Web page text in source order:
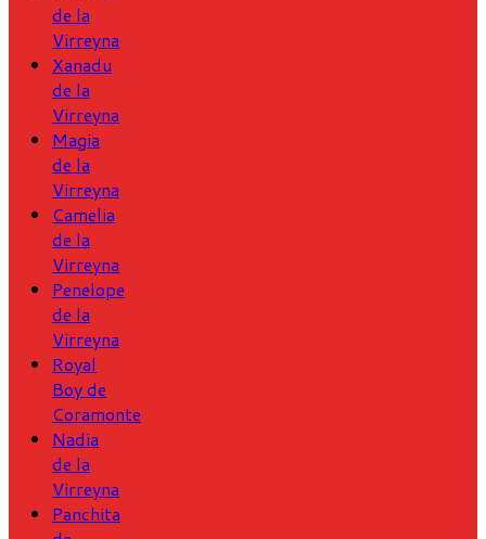
de la
Virreyna
Xanadu
de la
Virreyna
Magia
de la
Virreyna
Camelia
de la
Virreyna
Penelope
de la
Virreyna
Royal
Boy de
Coramonte
Nadia
de la
Virreyna
Panchita